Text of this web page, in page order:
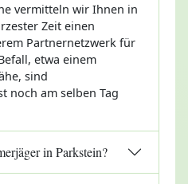
vermitteln wir Ihnen in
Zeit einen
Partnernetzwerk für
etwa einem
sind
noch am selben Tag
in Parkstein?